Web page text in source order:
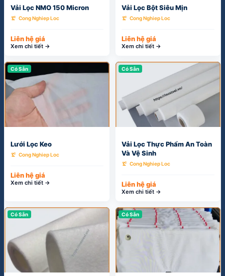
Vải Lọc NMO 150 Micron
precision_manufacturing Cong Nghiep Loc
Liên hệ giá
Xem chi tiết →
Vải Lọc Bột Siêu Mịn
precision_manufacturing Cong Nghiep Loc
Liên hệ giá
Xem chi tiết →
Có Sẵn
Lưới Lọc Keo
precision_manufacturing Cong Nghiep Loc
Liên hệ giá
Xem chi tiết →
Có Sẵn
Vải Lọc Thực Phẩm An Toàn
Và Vệ Sinh
precision_manufacturing Cong Nghiep Loc
Liên hệ giá
Xem chi tiết →
Có Sẵn Có Sẵn